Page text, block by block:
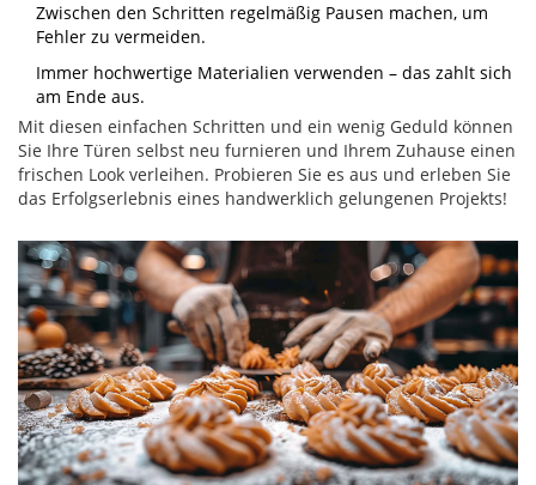
Zwischen den Schritten regelmäßig Pausen machen, um
Fehler zu vermeiden.
Immer hochwertige Materialien verwenden – das zahlt sich
am Ende aus.
Mit diesen einfachen Schritten und ein wenig Geduld können
Sie Ihre Türen selbst neu furnieren und Ihrem Zuhause einen
frischen Look verleihen. Probieren Sie es aus und erleben Sie
das Erfolgserlebnis eines handwerklich gelungenen Projekts!